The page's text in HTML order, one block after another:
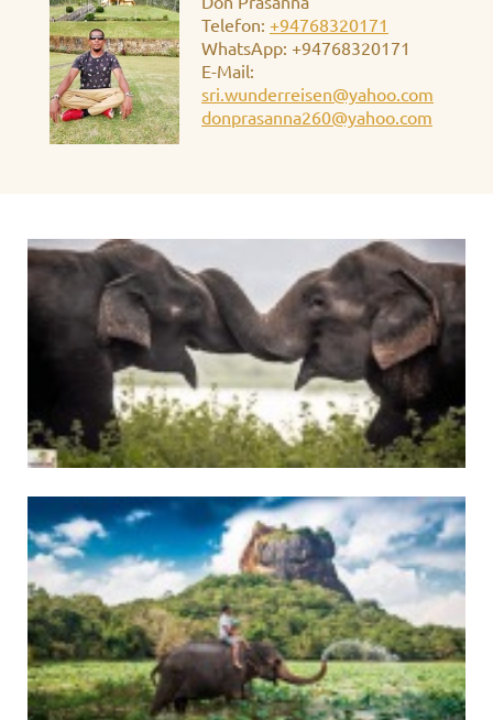
Telefon: +94768320171
WhatsApp: +94768320171
E-Mail:
sri.wunderreisen@yahoo.com
donprasanna260@yahoo.com